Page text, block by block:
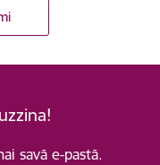
savā e-pastā.